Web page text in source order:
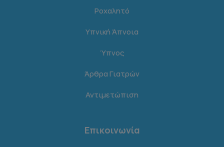
Ροχαλητό
Υπνική Άπνοια
Ύπνος
Άρθρα Γιατρών
Αντιμετώπιση
Επικοινωνία